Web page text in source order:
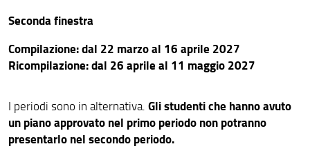
Seconda finestra
Compilazione: dal 22 marzo al 16 aprile 2027
Ricompilazione: dal 26 aprile al 11 maggio 2027
I periodi sono in alternativa. Gli studenti che hanno avuto
un piano approvato nel primo periodo non potranno
presentarlo nel secondo periodo.